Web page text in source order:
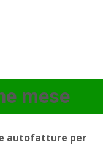
mese
autofatture per